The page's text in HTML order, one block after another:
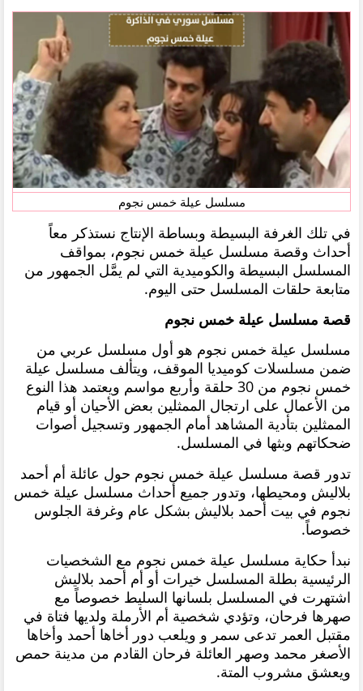
مسلسل عيلة خمس نجوم
في تلك الغرفة البسيطة وبساطة الإنتاج نستذكر معاً
أحداث وقصة مسلسل عيلة خمس نجوم، بمواقف
المسلسل البسيطة والكوميدية التي لم يمَّل الجمهور من
متابعة حلقات المسلسل حتى اليوم.
قصة مسلسل عيلة خمس نجوم
مسلسل عيلة خمس نجوم هو أول مسلسل عربي من
ضمن مسلسلات كوميديا الموقف، ويتألف مسلسل عيلة
خمس نجوم من 30 حلقة وأربع مواسم ويعتمد هذا النوع
من الأعمال على ارتجال الممثلين بعض الأحيان أو قيام
الممثلين بتأدية المشاهد أمام الجمهور وتسجيل أصوات
ضحكاتهم وبثها في المسلسل.
تدور قصة مسلسل عيلة خمس نجوم حول عائلة أم أحمد
بلاليش ومحيطها، وتدور جميع أحداث مسلسل عيلة خمس
نجوم في بيت أحمد بلاليش بشكل عام وغرفة الجلوس
خصوصاً.
نبدأ حكاية مسلسل عيلة خمس نجوم مع الشخصيات
الرئيسية بطلة المسلسل خيرات أو أم أحمد بلاليش
اشتهرت في المسلسل بلسانها السليط خصوصاً مع
صهرها فرحان، وتؤدي شخصية أم الأرملة ولديها فتاة في
مقتبل العمر تدعى سمر و ويلعب دور أخاها أحمد وأخاها
الأصغر محمد وصهر العائلة فرحان القادم من مدينة حمص
ويعشق مشروب المتة.